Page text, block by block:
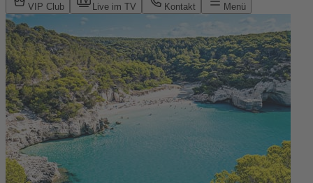
VIP Club Live im TV Kontakt Menü